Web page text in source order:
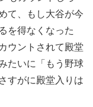
て、もし大谷が今
を得なくなった
ウントされて殿堂
たいに「もう野球
すがに殿堂入りは